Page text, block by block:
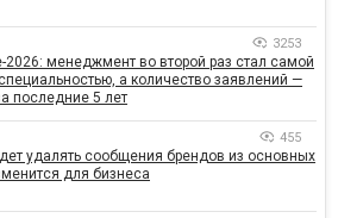
3253
2026: менеджмент во второй раз стал самой
а количество заявлений —
последние 5 лет
455
удалять сообщения брендов из основных
для бизнеса